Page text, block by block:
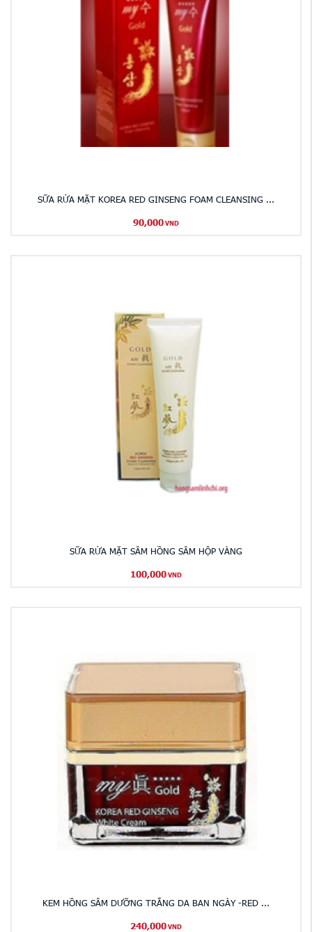
SỮA RỬA MẶT KOREA RED GINSENG FOAM CLEANSING ...
90,000 VND
SỮA RỬA MẶT SÂM HỒNG SÂM HỘP VÀNG
100,000 VND
KEM HỒNG SÂM DƯỠNG TRẮNG DA BAN NGÀY -RED ...
240,000 VND